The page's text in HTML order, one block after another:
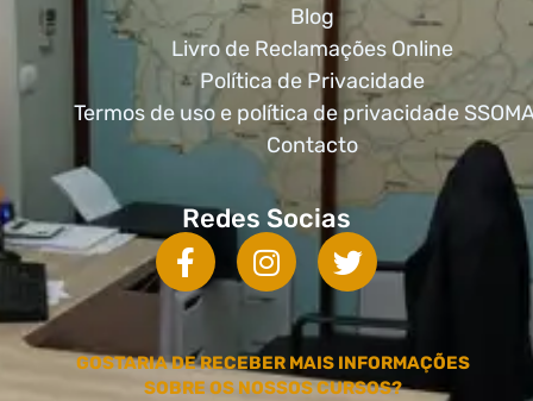
Blog
Livro de Reclamações Online
Política de Privacidade
Termos de uso e política de privacidade
Contacto
Redes Socias
GOSTARIA DE RECEBER MAIS INFORMAÇÕES
SOBRE OS NOSSOS CURSOS?